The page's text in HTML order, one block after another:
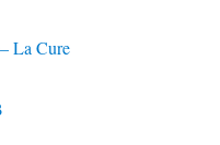
La Cure